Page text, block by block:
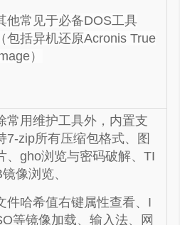
他常见于必备DOS工具
（包括异机还原Acronis True
）
常用维护工具外，内置支
7-zip所有压缩包格式、图
、gho浏览与密码破解、TI
镜像浏览、
件哈希值右键属性查看、I
等镜像加载、输入法、网